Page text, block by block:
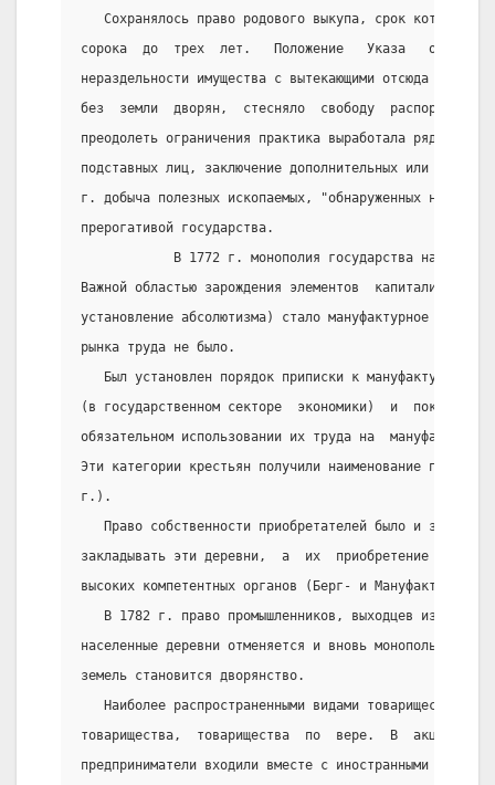
Сохранялось право родового выкупа, срок которого
сорока  до  трех  лет.   Положение   Указа   о
нераздельности имущества с вытекающими отсюда
без  земли  дворян,  стесняло  свободу  распоряжения
преодолеть ограничения практика выработала ряд
подставных лиц, заключение дополнительных или
г. добыча полезных ископаемых, "обнаруженных на
прерогативой государства.
В 1772 г. монополия государства на недра
Важной областью зарождения элементов  капитализма
установление абсолютизма) стало мануфактурное
рынка труда не было.
Был установлен порядок приписки к мануфактурам
(в государственном секторе  экономики)  и  покупки
обязательном использовании их труда на
Эти категории крестьян получили наименование
г.).
Право собственности приобретателей было и здесь
закладывать эти деревни,  а  их  приобретение
высоких компетентных органов (Берг- и Мануфактур-
В 1782 г. право промышленников, выходцев из мещан
населенные деревни отменяется и вновь монопольным
земель становится дворянство.
Наиболее распространенными видами товарищеских
товарищества,  товарищества  по  вере.  В
предприниматели входили вместе с иностранными